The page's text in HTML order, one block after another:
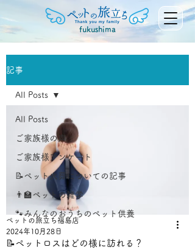
fukushima
記事
All Posts
ご家族様の声
ご家族様アンケート
📝ペット火葬についての記事
👨‍🏫ペットの雑学
🐾みんなのおうちのペット供養
All Posts
📝ペットロスはどの様に訪れる？
ペットの旅立ち福島店
2024年10月28日